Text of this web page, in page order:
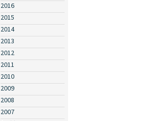
2016
2015
2014
2013
2012
2011
2010
2009
2008
2007